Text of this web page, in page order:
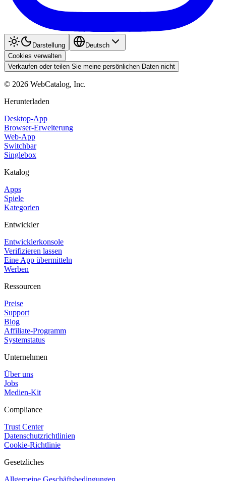
Darstellung
Deutsch
Cookies verwalten
Verkaufen oder teilen Sie meine persönlichen Daten nicht
© 2026 WebCatalog, Inc.
Herunterladen
Desktop-App
Browser-Erweiterung
Web-App
Switchbar
Singlebox
Katalog
Apps
Spiele
Kategorien
Entwickler
Entwicklerkonsole
Verifizieren lassen
Eine App übermitteln
Werben
Ressourcen
Preise
Support
Blog
Affiliate-Programm
Systemstatus
Unternehmen
Über uns
Jobs
Medien-Kit
Compliance
Trust Center
Datenschutzrichtlinien
Cookie-Richtlinie
Gesetzliches
Allgemeine Geschäftsbedingungen